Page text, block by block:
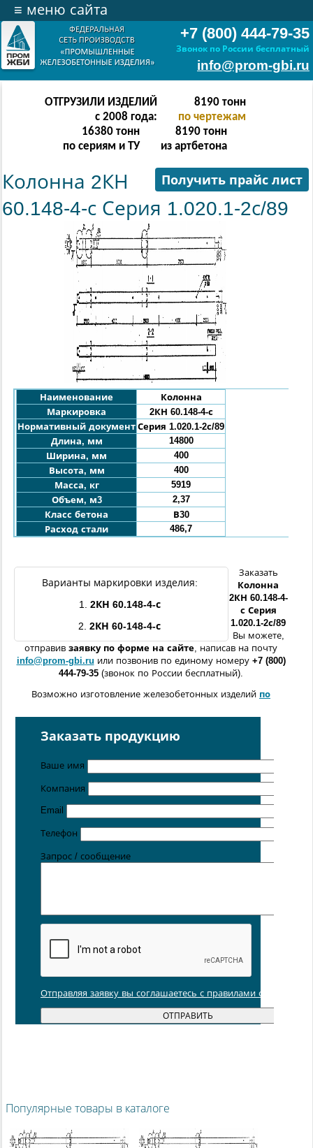
+7 (800) 444-79-35
Звонок по России бесплатный
info@prom-gbi.ru
≡ меню сайта
ОТГРУЗИЛИ ИЗДЕЛИЙ
с 2008 года:
16382тонн
по чертежам
32764 тонн
по сериям и ТУ
16382 тонн
из артбетона
Получить прайс лист
Колонна 2КН
60.148-4-с Серия 1.020.1-2с/89
Наименование
Колонна
Маркировка
2КН 60.148-4-с
Нормативный документ Серия 1.020.1-2с/89
Длина, мм
14800
Ширина, мм
400
Высота, мм
400
Масса, кг
5919
Объем, м3
2,37
Класс бетона
В30
Расход стали
486,7
Варианты маркировки изделия:
1. 2КН 60.148-4-с
2. 2КН 60-148-4-с
Заказать
Колонна
2КН 60.148-4-
с Серия
1.020.1-2с/89
Вы можете,
отправив заявку по форме на сайте, написав на почту
info@prom-gbi.ru или позвонив по единому номеру +7 (800)
444-79-35 (звонок по России бесплатный).
Возможно изготовление железобетонных изделий по
расположенных вСанкт-Петербурге
Цена от 5 руб. / кг
Заказать продукцию
Ваше имя
Компания
Email
Телефон
Запрос / сообщение
Отправляя заявку вы соглашаетесь с правилами обработки
Популярные товары в каталоге